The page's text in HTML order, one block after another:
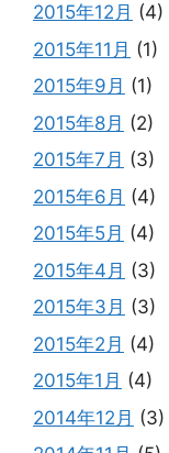
2015年12月 (4)
2015年11月 (1)
2015年9月 (1)
2015年8月 (2)
2015年7月 (3)
2015年6月 (4)
2015年5月 (4)
2015年4月 (3)
2015年3月 (3)
2015年2月 (4)
2015年1月 (4)
2014年12月 (3)